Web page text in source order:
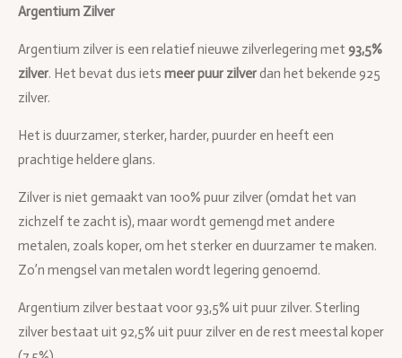
Argentium Zilver
Argentium zilver is een relatief nieuwe zilverlegering met 93,5%
zilver. Het bevat dus iets meer puur zilverdan het bekende 925
zilver.
Het is duurzamer, sterker, harder, puurder en heeft een
prachtige heldere glans.
Zilver is niet gemaakt van 100% puur zilver (omdat het van
zichzelf te zacht is), maar wordt gemengd met andere
metalen, zoals koper, om het sterker en duurzamer te maken.
Zo’n mengsel van metalen wordt legering genoemd.
Argentium zilver bestaat voor 93,5% uit puur zilver. Sterling
zilver bestaat uit 92,5% uit puur zilver en de rest meestal koper